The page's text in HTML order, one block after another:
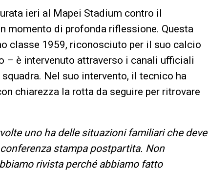
ieri al Mapei Stadium contro il
momento di profonda riflessione. Questa
classe 1959, riconosciuto per il suo calcio
è intervenuto attraverso i canali ufficiali
Nel suo intervento, il tecnico ha
chiarezza la rotta da seguire per ritrovare
uno ha delle situazioni familiari che deve
stampa postpartita. Non
rivista perché abbiamo fatto